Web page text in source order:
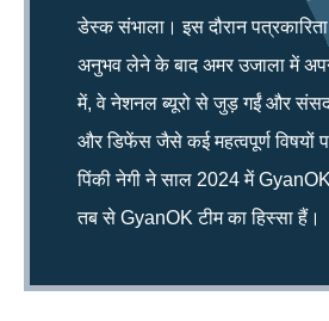
डेस्क संभाला। इस दौरान
अनुभव लेने के बाद अमर उजाला में
में, वे नेशनल ब्यूरो से जुड़ गईं और
और डिफेंस जैसे कई महत्वपूर्ण विषयों पर
पिंकी नेगी ने साल 2024 में
तब से GyanOK टीम का हिस्सा हैं।